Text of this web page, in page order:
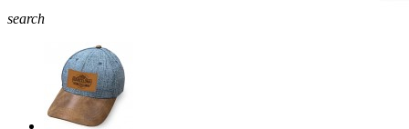
search